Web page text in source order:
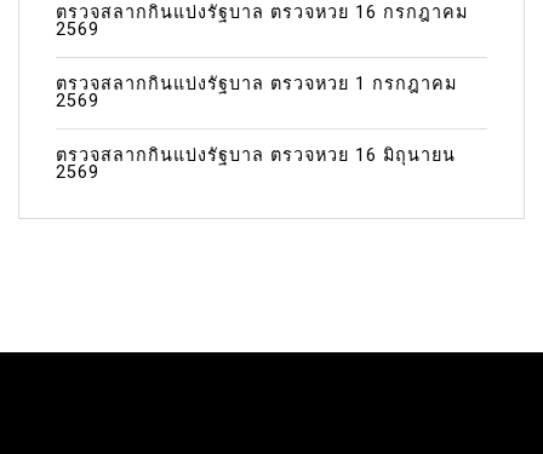
ตรวจสลากกินแบ่งรัฐบาล ตรวจหวย 16 กรกฎาคม
2569
ตรวจสลากกินแบ่งรัฐบาล ตรวจหวย 1 กรกฎาคม
2569
ตรวจสลากกินแบ่งรัฐบาล ตรวจหวย 16 มิถุนายน
2569